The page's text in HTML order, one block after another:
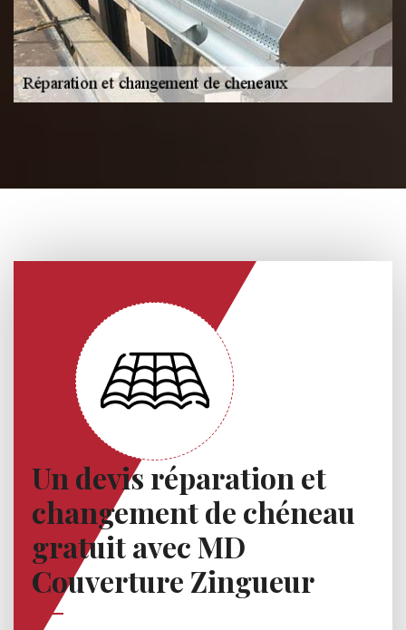
Un devis réparation et
changement de chéneau
gratuit avec MD
Couverture Zingueur